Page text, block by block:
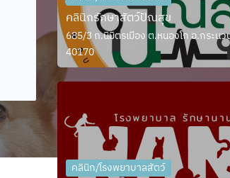
คลินิกรักษาสัตว์ปัณสุข
685/3 ถ.นิมิตรเมือง ต.หนองโก อ.กระน
40170
คลินิก/โรงพยาบาลสัตว์